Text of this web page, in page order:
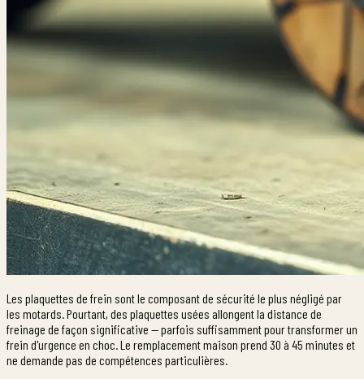
Les plaquettes de frein sont le composant de sécurité le plus négligé par
les motards. Pourtant, des plaquettes usées allongent la distance de
freinage de façon significative — parfois suffisamment pour transformer un
frein d'urgence en choc. Le remplacement maison prend 30 à 45 minutes et
ne demande pas de compétences particulières.